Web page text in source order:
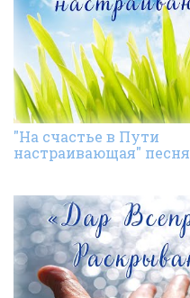
"На счастье в Пути
настраивающая" песня